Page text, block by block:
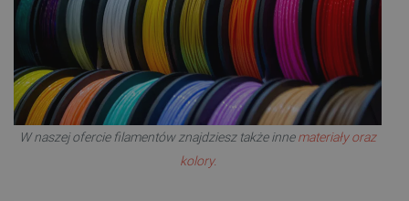
W naszej ofercie filamentów znajdziesz także innemateriały oraz
kolory.